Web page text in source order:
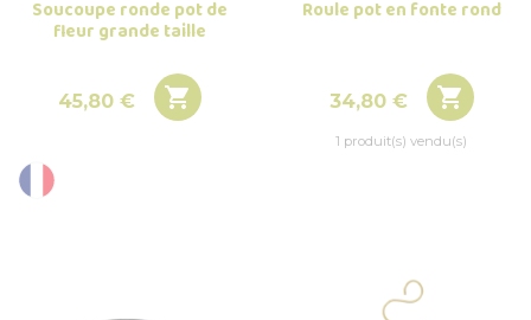
Soucoupe ronde pot de
fleur grande taille
Prix
45,80 € 
Roule pot en fonte rond
Prix
34,80 € 
1 produit(s) vendu(s)